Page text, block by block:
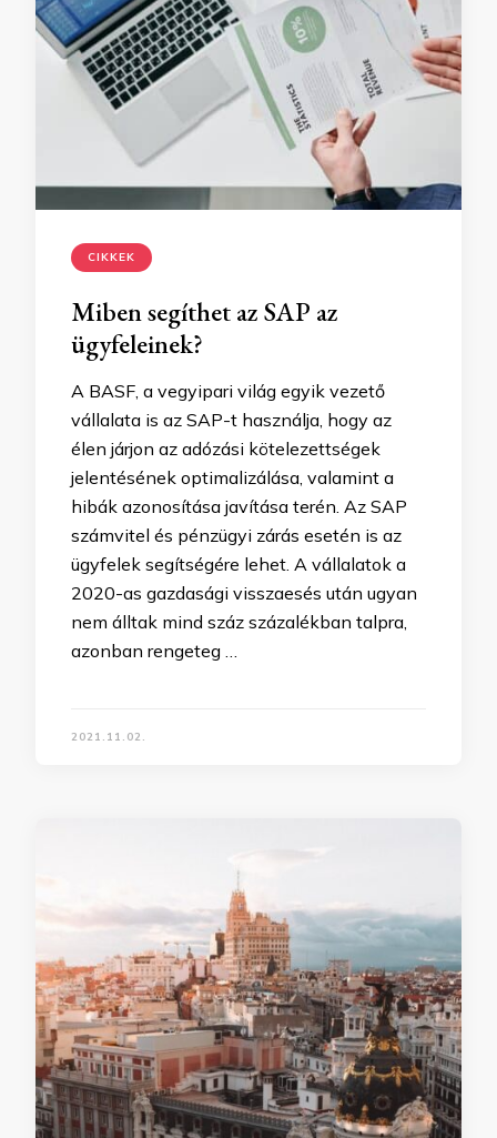
CIKKEK
Miben segíthet az SAP az
ügyfeleinek?
A BASF, a vegyipari világ egyik vezető
vállalata is az SAP-t használja, hogy az
élen járjon az adózási kötelezettségek
jelentésének optimalizálása, valamint a
hibák azonosítása javítása terén. Az SAP
számvitel és pénzügyi zárás esetén is az
ügyfelek segítségére lehet. A vállalatok a
2020-as gazdasági visszaesés után ugyan
nem álltak mind száz százalékban talpra,
azonban rengeteg …
2021.11.02.